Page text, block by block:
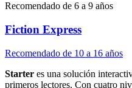
Recomendado de 6 a 9 años
Fiction Express
Recomendado de 10 a 16 años
Starter es una solución
primeros lectores. Con cuatro